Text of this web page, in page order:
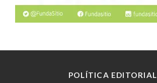
POLÍTICA EDITORIAL